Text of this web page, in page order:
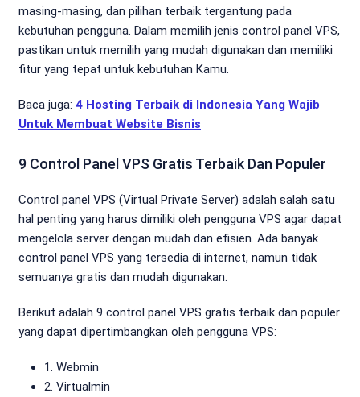
masing-masing, dan pilihan terbaik tergantung pada
kebutuhan pengguna. Dalam memilih jenis control panel VPS,
pastikan untuk memilih yang mudah digunakan dan memiliki
fitur yang tepat untuk kebutuhan Kamu.
Baca juga: 4 Hosting Terbaik di Indonesia Yang Wajib
Untuk Membuat Website Bisnis
9 Control Panel VPS Gratis Terbaik Dan Populer
Control panel VPS (Virtual Private Server) adalah salah satu
hal penting yang harus dimiliki oleh pengguna VPS agar dapat
mengelola server dengan mudah dan efisien. Ada banyak
control panel VPS yang tersedia di internet, namun tidak
semuanya gratis dan mudah digunakan.
Berikut adalah 9 control panel VPS gratis terbaik dan populer
yang dapat dipertimbangkan oleh pengguna VPS:
1. Webmin
2. Virtualmin